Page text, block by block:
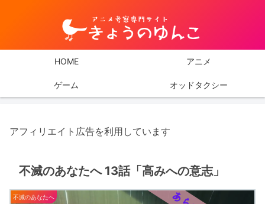
HOME アニメ
ゲーム オッドタクシー
アフィリエイト広告を利用しています
不滅のあなたへ 13話「高みへの意志」
不滅のあなたへ